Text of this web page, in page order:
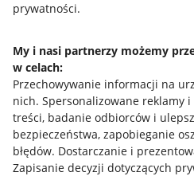
prywatności.
My i nasi partnerzy możemy
w celach:
Przechowywanie informacji na
nich. Spersonalizowane reklamy
treści, badanie odbiorców i
bezpieczeństwa, zapobieganie
błędów. Dostarczanie i
Zapisanie decyzji dotyczących
Jak to działa
Allegro Gadane dla sprzedających
Allegro Gadane dla kupujących
Mapa miejscowości
Informacje prawne